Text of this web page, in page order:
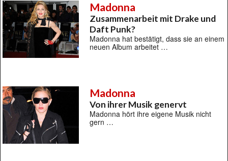
Madonna
Zusammenarbeit mit Drake und
Daft Punk?
Madonna hat bestätigt, dass sie an einem
neuen Album arbeitet …
Madonna
Von ihrer Musik genervt
Madonna hört ihre eigene Musik nicht
gern …